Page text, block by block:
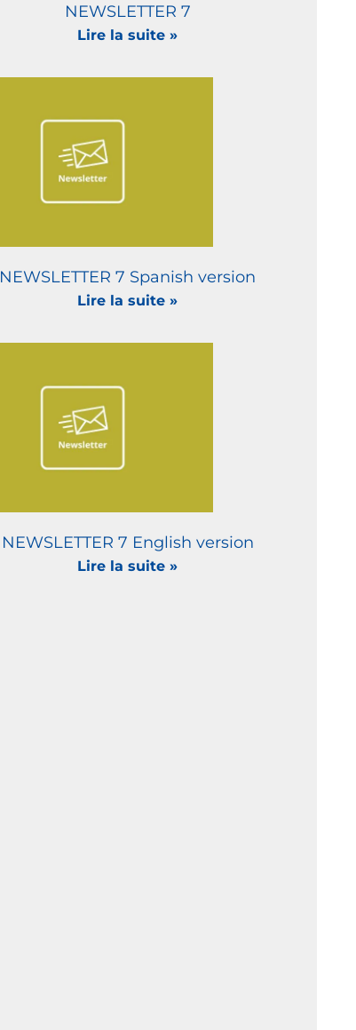
NEWSLETTER 7
Lire la suite »
NEWSLETTER 7 Spanish version
Lire la suite »
NEWSLETTER 7 English version
Lire la suite »